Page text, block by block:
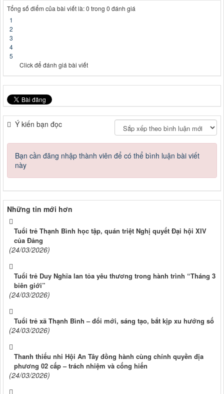
Tổng số điểm của bài viết là: 0 trong 0 đánh giá
1
2
3
4
5
Click để đánh giá bài viết
Ý kiến bạn đọc
Bạn cần đăng nhập thành viên để có thể bình luận bài viết
này
Những tin mới hơn
Tuổi trẻ Thạnh Bình học tập, quán triệt Nghị quyết Đại hội XIV
của Đảng
(24/03/2026)
Tuổi trẻ Duy Nghĩa lan tỏa yêu thương trong hành trình “Tháng 3
biên giới”
(24/03/2026)
Tuổi trẻ xã Thạnh Bình – đổi mới, sáng tạo, bắt kịp xu hướng số
(24/03/2026)
Thanh thiếu nhi Hội An Tây đồng hành cùng chính quyền địa
phương 02 cấp – trách nhiệm và cống hiến
(24/03/2026)